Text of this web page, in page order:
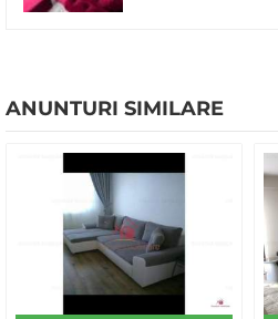
ANUNTURI SIMILARE